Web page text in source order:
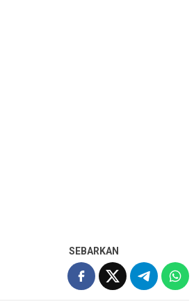
SEBARKAN